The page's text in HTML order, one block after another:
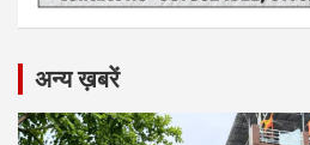
अन्य ख़बरें